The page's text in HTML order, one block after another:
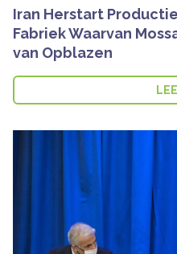
Iran Herstart
Fabriek Waarvan
van Opblazen